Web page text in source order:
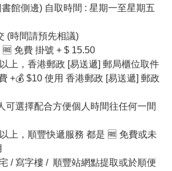
館側邊) 自取時間 : 星期一至星期五
(時間請預先相議)
免費 掛號 + $ 15.50
上，香港郵政 [易送遞] 郵局櫃位取件
+💰 $10 使用 香港郵政 [易送遞] 郵政
選擇配合方便個人時間往任何一間
上，順豐快遞服務 都是 🆓 免費或未
寫字樓 / 順豐站網點提取或於順便